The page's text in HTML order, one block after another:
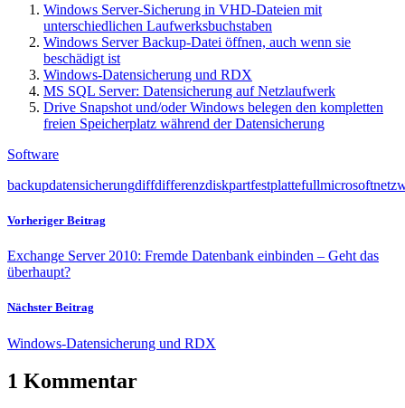
Windows Server-Sicherung in VHD-Dateien mit
unterschiedlichen Laufwerksbuchstaben
Windows Server Backup-Datei öffnen, auch wenn sie
beschädigt ist
Windows-Datensicherung und RDX
MS SQL Server: Datensicherung auf Netzlaufwerk
Drive Snapshot und/oder Windows belegen den kompletten
freien Speicherplatz während der Datensicherung
Software
backupdatensicherungdiffdifferenzdiskpartfestplattefullmicrosoft
Vorheriger Beitrag
Exchange Server 2010: Fremde Datenbank einbinden – Geht das
überhaupt?
Nächster Beitrag
Windows-Datensicherung und RDX
1 Kommentar